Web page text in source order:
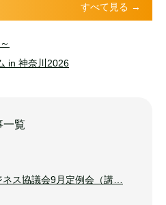
すべて見る →
in 神奈川2026
一覧
ネス協議会9月定例会（講…